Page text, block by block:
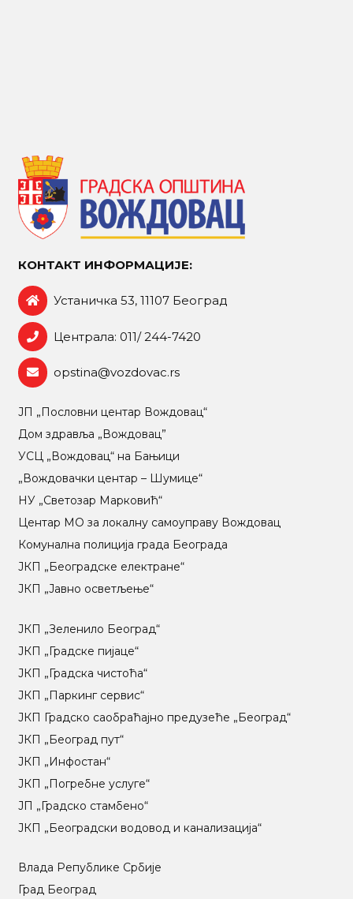
КОНТАКТ ИНФОРМАЦИЈЕ:
Устаничка 53, 11107 Београд
Централа: 011/ 244-7420
opstina@vozdovac.rs
ЈП „Пословни центар Вождовац“
Дом здравља „Вождовац”
УСЦ „Вождовац“ на Бањици
„Вождовачки центар – Шумице“
НУ „Светозар Марковић“
Центар МO за локалну самоуправу Вождовац
Комунална полиција града Београда
ЈКП „Београдске електране“
ЈКП „Јавно осветљење“
ЈКП „Зеленило Београд“
ЈКП „Градске пијаце“
ЈКП „Градска чистоћа“
ЈКП „Паркинг сервис“
ЈКП Градско саобраћајно предузеће „Београд“
ЈКП „Београд пут“
ЈКП „Инфостан“
ЈКП „Погребне услуге“
ЈП „Градско стамбено“
ЈКП „Београдски водовод и канализација“
Влада Републике Србије
Град Београд